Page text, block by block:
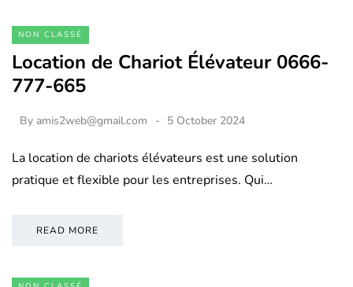
NON CLASSÉ
Location de Chariot Élévateur 0666-
777-665
By amis2web@gmail.com 5 October 2024
La location de chariots élévateurs est une solution
pratique et flexible pour les entreprises. Qui…
READ MORE